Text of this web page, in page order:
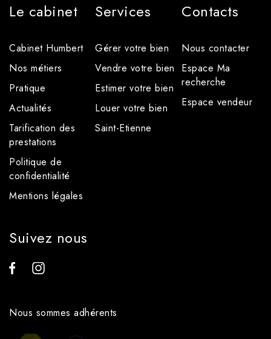
Le cabinet
Cabinet Humbert
Nos métiers
Pratique
Actualités
Tarification des
prestations
Politique de
confidentialité
Mentions légales
Services
Gérer votre bien
Vendre votre bien
Estimer votre bien
Louer votre bien
Saint-Etienne
Contacts
Nous contacter
Espace Ma
recherche
Espace vendeur
Suivez nous
Nous sommes adhérents